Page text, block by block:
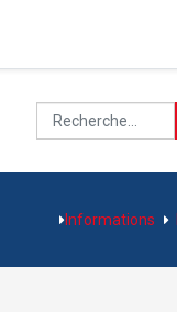
Informations